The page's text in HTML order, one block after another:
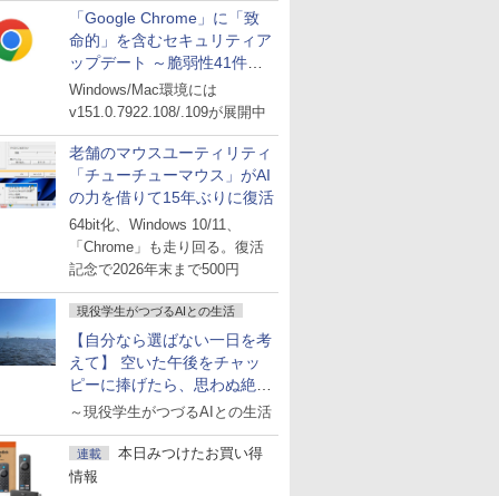
「Google Chrome」に「致
命的」を含むセキュリティア
ップデート ～脆弱性41件に
対処
Windows/Mac環境には
v151.0.7922.108/.109が展開中
老舗のマウスユーティリティ
「チューチューマウス」がAI
の力を借りて15年ぶりに復活
64bit化、Windows 10/11、
「Chrome」も走り回る。復活
記念で2026年末まで500円
現役学生がつづるAIとの生活
【自分なら選ばない一日を考
えて】 空いた午後をチャッ
ピーに捧げたら、思わぬ絶景
に出会った話
～現役学生がつづるAIとの生活
連載
本日みつけたお買い得
情報